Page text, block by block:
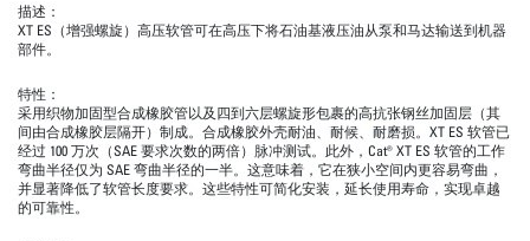
描述：
XT ES（增强螺旋）高压软管可在高压下将石油基液压油从泵和马达输送到机器
部件。
特性：
采用织物加固型合成橡胶管以及四到六层螺旋形包裹的高抗张钢丝加固层（其
间由合成橡胶层隔开）制成。合成橡胶外壳耐油、耐候、耐磨损。XT ES 软管已
经过 100 万次（SAE 要求次数的两倍）脉冲测试。此外，Cat® XT ES 软管的工作
弯曲半径仅为 SAE 弯曲半径的一半。这意味着，它在狭小空间内更容易弯曲，
并显著降低了软管长度要求。这些特性可简化安装，延长使用寿命，实现卓越
的可靠性。